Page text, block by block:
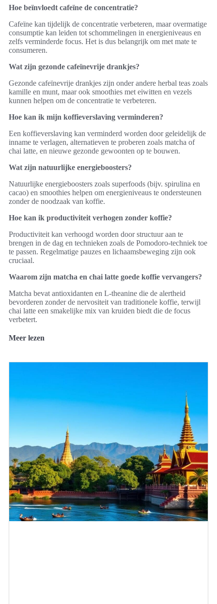
Hoe beïnvloedt cafeïne de concentratie?
Cafeïne kan tijdelijk de concentratie verbeteren, maar overmatige
consumptie kan leiden tot schommelingen in energieniveaus en
zelfs verminderde focus. Het is dus belangrijk om met mate te
consumeren.
Wat zijn gezonde cafeïnevrije drankjes?
Gezonde cafeïnevrije drankjes zijn onder andere herbal teas zoals
kamille en munt, maar ook smoothies met eiwitten en vezels
kunnen helpen om de concentratie te verbeteren.
Hoe kan ik mijn koffieverslaving verminderen?
Een koffieverslaving kan verminderd worden door geleidelijk de
inname te verlagen, alternatieven te proberen zoals matcha of
chai latte, en nieuwe gezonde gewoonten op te bouwen.
Wat zijn natuurlijke energieboosters?
Natuurlijke energieboosters zoals superfoods (bijv. spirulina en
cacao) en smoothies helpen om energieniveaus te ondersteunen
zonder de noodzaak van koffie.
Hoe kan ik productiviteit verhogen zonder koffie?
Productiviteit kan verhoogd worden door structuur aan te
brengen in de dag en technieken zoals de Pomodoro-techniek toe
te passen. Regelmatige pauzes en lichaamsbeweging zijn ook
cruciaal.
Waarom zijn matcha en chai latte goede koffie vervangers?
Matcha bevat antioxidanten en L-theanine die de alertheid
bevorderen zonder de nervositeit van traditionele koffie, terwijl
chai latte een smakelijke mix van kruiden biedt die de focus
verbetert.
Meer lezen